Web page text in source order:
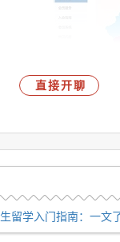
申请还是在国
线咨询】获取>>
直接开聊
留学入门指南：一文